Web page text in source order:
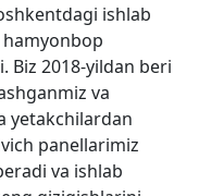
ishlab
Biz 2018-yildan beri
va
yetakchilardan
panellarimiz
va ishlab